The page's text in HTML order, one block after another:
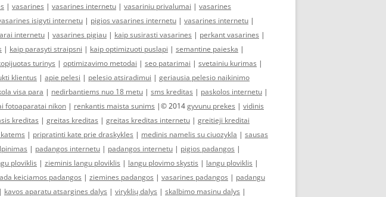
| vasarines | vasarines internetu | vasariniu privalumai | vasarines
isigyti internetu | pigios vasarines internetu | vasarines internetu |
internetu | vasarines pigiau | kaip susirasti vasarines | perkant vasarines |
| kaip parasyti straipsni | kaip optimizuoti puslapi | semantine paieska |
turinys | optimizavimo metodai | seo patarimai | svetainiu kurimas |
klientus | apie pelesi | pelesio atsiradimui | geriausia pelesio naikinimo
visa para | nedirbantiems nuo 18 metu | sms kreditas | paskolos internetu |
fotoaparatai nikon | renkantis maista sunims |© 2014gyvunu prekes | vidinis
kreditas | greitas kreditas | greitas kreditas internetu | greitieji kreditai
| pripratinti kate prie draskykles | medinis namelis su ciuozykla | sausas
| padangos internetu | padangos internetu | pigios padangos |
ploviklis | zieminis langu ploviklis | langu plovimo skystis | langu ploviklis |
keiciamos padangos | ziemines padangos | vasarines padangos | padangu
| kavos aparatu atsargines dalys | viryklių dalys | skalbimo masinu dalys |